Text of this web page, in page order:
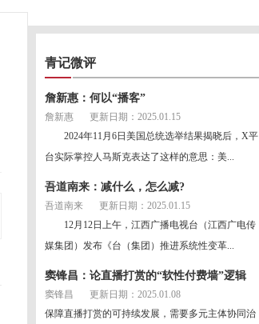
青记微评
詹新惠：何以“播客”
詹新惠
更新日期：2025.01.15
2024年11月6日美国总统选举结果揭晓后，X平
台实际掌控人马斯克表达了这样的意思：美...
吾道南来：减什么，怎么减?
吾道南来
更新日期：2025.01.15
12月12日上午，江西广播电视台（江西广电传
媒集团）发布《台（集团）推进系统性变革...
窦锋昌：论直播打赏的“软性付费墙”逻辑
窦锋昌
更新日期：2025.01.08
保障直播打赏的可持续发展，需要多元主体协同治